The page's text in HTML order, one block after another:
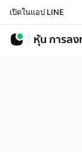
เปิดในแอป LINE
หุ้น การล